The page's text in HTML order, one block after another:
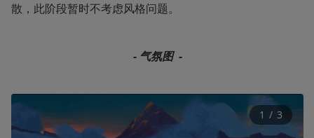
散，此阶段暂时不考虑风格问题。
- 气氛图  -
1 / 3